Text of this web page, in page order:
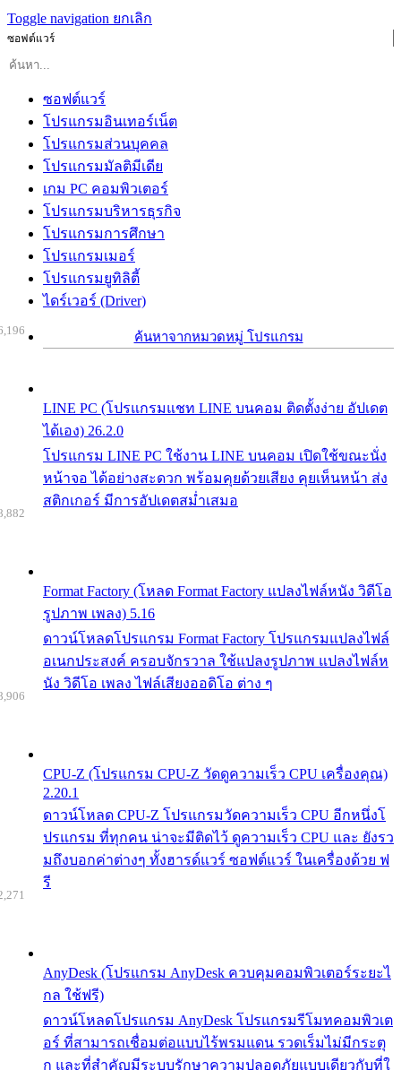
Toggle navigation ยกเลิก
ซอฟต์แวร์
ซอฟต์แวร์
โปรแกรมอินเทอร์เน็ต
โปรแกรมส่วนบุคคล
โปรแกรมมัลติมีเดีย
เกม PC คอมพิวเตอร์
โปรแกรมบริหารธุรกิจ
โปรแกรมการศึกษา
โปรแกรมเมอร์
โปรแกรมยูทิลิตี้
ไดร์เวอร์ (Driver)
ค้นหาจากหมวดหมู่ โปรแกรม
LINE PC (โปรแกรมแชท LINE บนคอม ติดตั้งง่าย อัปเดต
ได้เอง) 26.2.0
โปรแกรม LINE PC ใช้งาน LINE บนคอม เปิดใช้ขณะนั่ง
หน้าจอ ได้อย่างสะดวก พร้อมคุยด้วยเสียง คุยเห็นหน้า ส่ง
สติกเกอร์ มีการอัปเดตสม่ำเสมอ
Format Factory (โหลด Format Factory แปลงไฟล์หนัง วิดีโอ
รูปภาพ เพลง) 5.16
ดาวน์โหลดโปรแกรม Format Factory โปรแกรมแปลงไฟล์
อเนกประสงค์ ครอบจักรวาล ใช้แปลงรูปภาพ แปลงไฟล์ห
นัง วิดีโอ เพลง ไฟล์เสียงออดิโอ ต่าง ๆ
CPU-Z (โปรแกรม CPU-Z วัดดูความเร็ว CPU เครื่องคุณ)
2.20.1
ดาวน์โหลด CPU-Z โปรแกรมวัดความเร็ว CPU อีกหนึ่งโ
ปรแกรม ที่ทุกคน น่าจะมีติดไว้ ดูความเร็ว CPU และ ยังรว
มถึงบอกค่าต่างๆ ทั้งฮารด์แวร์ ซอฟต์แวร์ ในเครื่องด้วย ฟ
รี
AnyDesk (โปรแกรม AnyDesk ควบคุมคอมพิวเตอร์ระยะไ
กล ใช้ฟรี)
ดาวน์โหลดโปรแกรม AnyDesk โปรแกรมรีโมทคอมพิวเต
อร์ ที่สามารถเชื่อมต่อแบบไร้พรมแดน รวดเร็มไม่มีกระตุ
ก และที่สำคัญมีระบบรักษาความปลอดภัยแบบเดียวกับที่ใ